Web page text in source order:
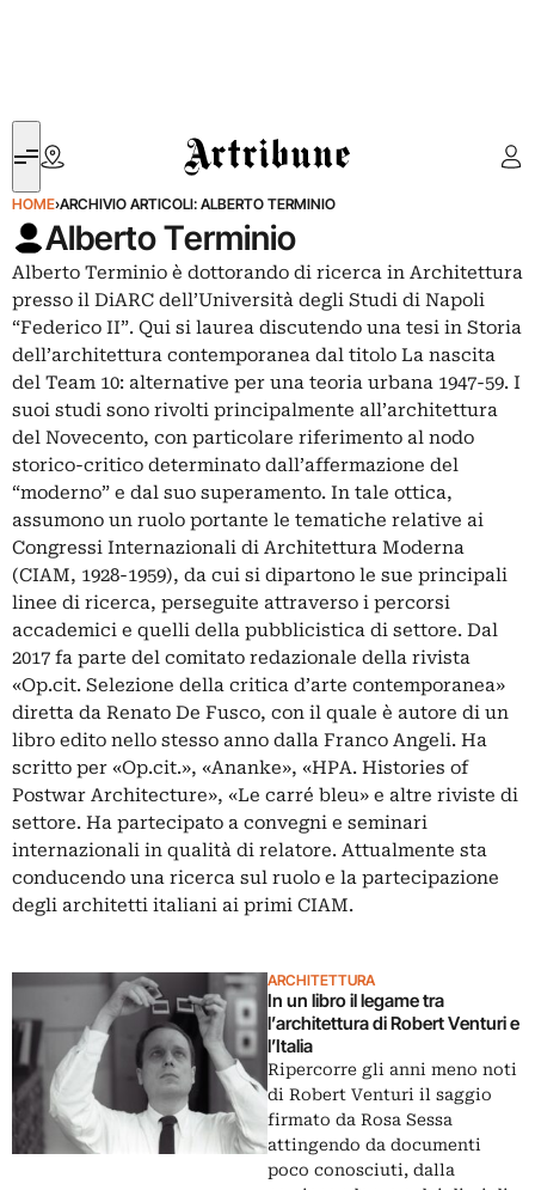
Artribune
HOME›ARCHIVIO ARTICOLI: ALBERTO TERMINIO
Alberto Terminio
Alberto Terminio è dottorando di ricerca in Architettura
presso il DiARC dell’Università degli Studi di Napoli
“Federico II”. Qui si laurea discutendo una tesi in Storia
dell’architettura contemporanea dal titolo La nascita
del Team 10: alternative per una teoria urbana 1947-59. I
suoi studi sono rivolti principalmente all’architettura
del Novecento, con particolare riferimento al nodo
storico-critico determinato dall’affermazione del
“moderno” e dal suo superamento. In tale ottica,
assumono un ruolo portante le tematiche relative ai
Congressi Internazionali di Architettura Moderna
(CIAM, 1928-1959), da cui si dipartono le sue principali
linee di ricerca, perseguite attraverso i percorsi
accademici e quelli della pubblicistica di settore. Dal
2017 fa parte del comitato redazionale della rivista
«Op.cit. Selezione della critica d’arte contemporanea»
diretta da Renato De Fusco, con il quale è autore di un
libro edito nello stesso anno dalla Franco Angeli. Ha
scritto per «Op.cit.», «Ananke», «HPA. Histories of
Postwar Architecture», «Le carré bleu» e altre riviste di
settore. Ha partecipato a convegni e seminari
internazionali in qualità di relatore. Attualmente sta
conducendo una ricerca sul ruolo e la partecipazione
degli architetti italiani ai primi CIAM.
ARCHITETTURA
In un libro il legame tra
l’architettura di Robert Venturi e
l’Italia
Ripercorre gli anni meno noti
di Robert Venturi il saggio
firmato da Rosa Sessa
attingendo da documenti
poco conosciuti, dalla